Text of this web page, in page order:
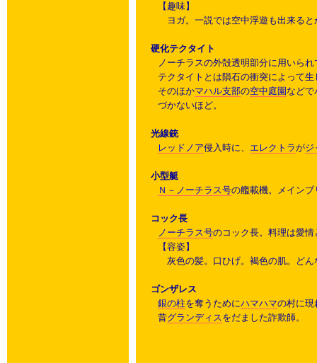
【趣味】
ヨガ。一説では空中浮遊も出来ると
硬化テクタイト
ノーチラスの外殻透明部分に用いら
テクタイトとは隕石の衝突によって
そのほかマハル支部の空中庭園などで
づかないほど。
光線銃
レッドノア侵入時に、 エレクトラがジ
小型艇
Ｎ－ノーチラス号の艦載機。メイン
コック長
ノーチラス号のコック長。料理は愛
【容姿】
灰色の髪。口ひげ。褐色の肌。ど
ゴンザレス
銀の柱を奪うためにハマハマの村に現
昔グランディスをだました詐欺師。